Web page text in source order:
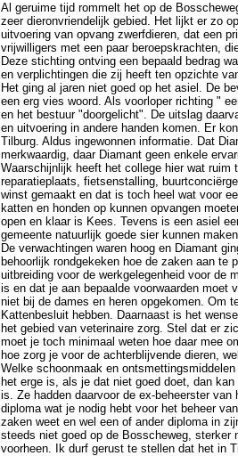
Al geruime tijd rommelt het op de
zeer dieronvriendelijk gebied. Het lijkt er zo
uitvoering van opvang zwerfdieren, dat een
vrijwilligers met een paar beroepskrachten,
Deze stichting ontving een bepaald bedrag
en verplichtingen die zij heeft ten opzichte
Het ging al jaren niet goed op het asiel. De
een erg vies woord. Als voorloper richting "
en het bestuur "doorgelicht". De uitslag
en uitvoering in andere handen komen. Er
Tilburg. Aldus ingewonnen informatie. Dat
merkwaardig, daar Diamant geen enkele
Waarschijnlijk heeft het college hier wat
reparatieplaats, fietsenstalling,
winst gemaakt en dat is toch heel wat voor
katten en honden op kunnen opvangen
open en klaar is Kees. Tevens is een asiel
gemeente natuurlijk goede sier kunnen
De verwachtingen waren hoog en Diamant
behoorlijk rondgekeken hoe de zaken aan te
uitbreiding voor de werkgelegenheid voor de
is en dat je aan bepaalde voorwaarden moet
niet bij de dames en heren opgekomen. Om
Kattenbesluit hebben. Daarnaast is het
het gebied van veterinaire zorg. Stel dat er
moet je toch minimaal weten hoe daar mee
hoe zorg je voor de achterblijvende dieren,
Welke schoonmaak en
het erge is, als je dat niet goed doet, dan
is. Ze hadden daarvoor de ex-beheerster
diploma wat je nodig hebt voor het beheer
zaken weet en wel een of ander diploma in
steeds niet goed op de Bosscheweg, sterker
voorheen. Ik durf gerust te stellen dat het in